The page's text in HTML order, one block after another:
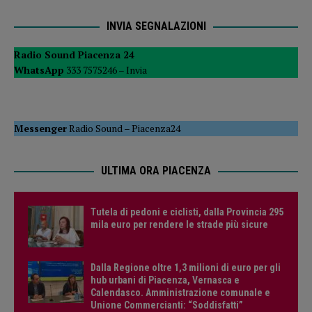
INVIA SEGNALAZIONI
Radio Sound Piacenza 24
WhatsApp 333 7575246 – Invia
MessengerRadio Sound–Piacenza24
ULTIMA ORA PIACENZA
Tutela di pedoni e ciclisti, dalla Provincia 295
mila euro per rendere le strade più sicure
Dalla Regione oltre 1,3 milioni di euro per gli
hub urbani di Piacenza, Vernasca e
Calendasco. Amministrazione comunale e
Unione Commercianti: “Soddisfatti”